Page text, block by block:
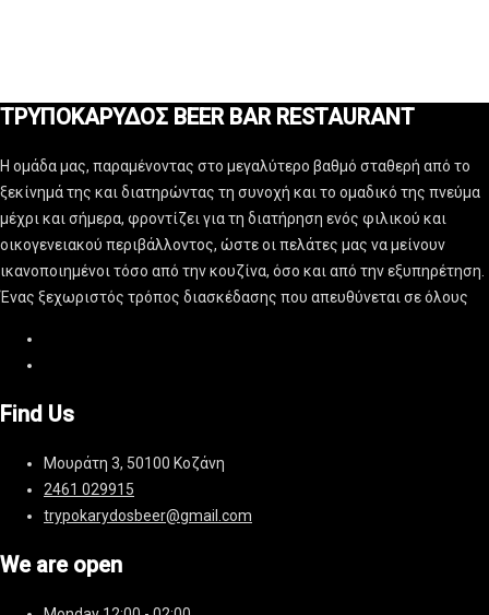
ΤΡΥΠΟΚΑΡΥΔΟΣ BEER BAR RESTAURANT
Η ομάδα μας, παραμένοντας στο μεγαλύτερο βαθμό σταθερή από το
ξεκίνημά της και διατηρώντας τη συνοχή και το ομαδικό της πνεύμα
μέχρι και σήμερα, φροντίζει για τη διατήρηση ενός φιλικού και
οικογενειακού περιβάλλοντος, ώστε οι πελάτες μας να μείνουν
ικανοποιημένοι τόσο από την κουζίνα, όσο και από την εξυπηρέτηση.
Ένας ξεχωριστός τρόπος διασκέδασης που απευθύνεται σε όλους
Find Us
Μουράτη 3, 50100 Κοζάνη
2461 029915
trypokarydosbeer@gmail.com
We are open